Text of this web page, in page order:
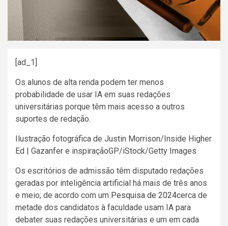
[ad_1]
Os alunos de alta renda podem ter menos
probabilidade de usar IA em suas redações
universitárias porque têm mais acesso a outros
suportes de redação.
Ilustração fotográfica de Justin Morrison/Inside Higher
Ed | Gazanfer e inspiraçãoGP/iStock/Getty Images
Os escritórios de admissão têm disputado redações
geradas por inteligência artificial há mais de três anos
e meio; de acordo com um Pesquisa de 2024cerca de
metade dos candidatos à faculdade usam IA para
debater suas redações universitárias e um em cada